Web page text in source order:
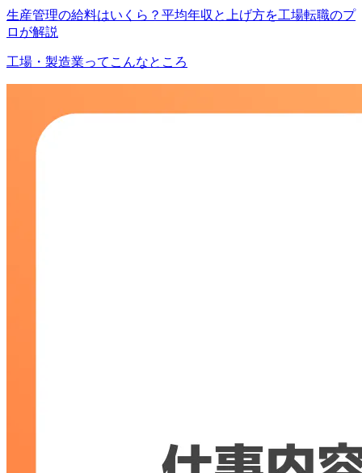
生産管理の給料はいくら？平均年収と上げ方を工場転職のプ
ロが解説
工場・製造業ってこんなところ